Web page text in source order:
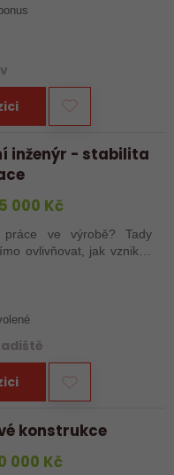
inženýr - stabilita
000 Kč
ve výrobě? Tady
ovlivňovat, jak vznikají
techniku nebo
konstrukce
000 Kč